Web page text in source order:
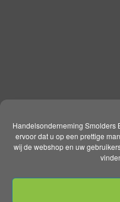
Handelsonderneming Smolders
ervoor dat u op een prettige
wij de webshop en uw